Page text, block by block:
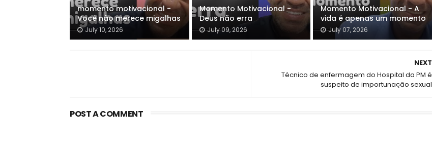
momento motivacional -
Você não merece migalhas
July 10, 2026
Momento Motivacional -
Deus não erra
July 09, 2026
Momento Motivacional - A
vida é apenas um momento
July 07, 2026
NEXT
Técnico de enfermagem do Hospital da PM é
suspeito de importunação sexual
POST A COMMENT